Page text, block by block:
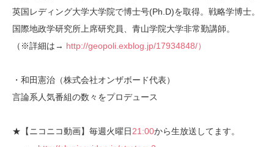
英国レディング大学大学院で博士号(Ph.D)を取得。戦略学博士。
国際地政学研究所上席研究員、青山学院大学非常勤講師。
（※詳細は→ http://geopoli.exblog.jp/17934848/）
・和田憲治（株式会社オンザボード代表）
言論系人気番組の数々をプロデュース
★【ニコニコ動画】毎週火曜日21:00から生放送してます。